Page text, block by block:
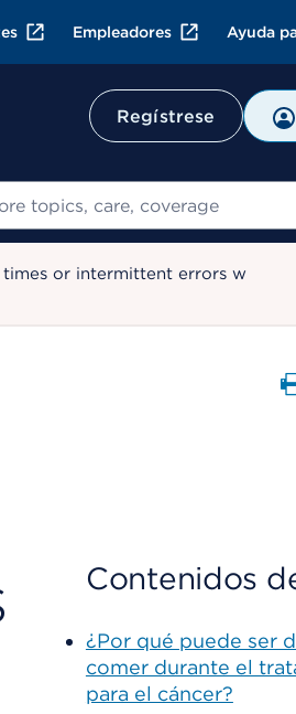
Empleadores Ayuda
Regístrese
or intermittent errors w
Contenidos
¿Por qué puede ser
comer durante el
para el cáncer?